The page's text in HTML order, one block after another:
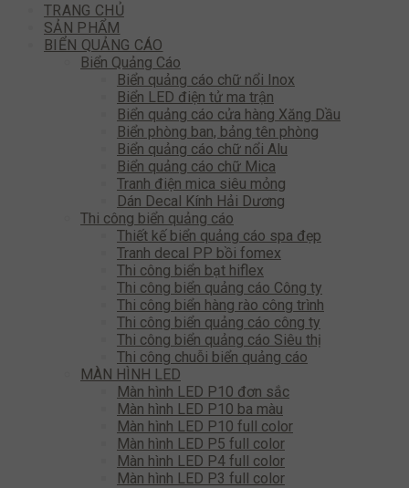
TRANG CHỦ
SẢN PHẨM
BIỂN QUẢNG CÁO
Biển Quảng Cáo
Biển quảng cáo chữ nổi Inox
Biển LED điện tử ma trận
Biển quảng cáo cửa hàng Xăng Dầu
Biển phòng ban, bảng tên phòng
Biển quảng cáo chữ nổi Alu
Biển quảng cáo chữ Mica
Tranh điện mica siêu mỏng
Dán Decal Kính Hải Dương
Thi công biển quảng cáo
Thiết kế biển quảng cáo spa đẹp
Tranh decal PP bồi fomex
Thi công biển bạt hiflex
Thi công biển quảng cáo Công ty
Thi công biển hàng rào công trình
Thi công biển quảng cáo công ty
Thi công biển quảng cáo Siêu thị
Thi công chuỗi biển quảng cáo
MÀN HÌNH LED
Màn hình LED P10 đơn sắc
Màn hình LED P10 ba màu
Màn hình LED P10 full color
Màn hình LED P5 full color
Màn hình LED P4 full color
Màn hình LED P3 full color